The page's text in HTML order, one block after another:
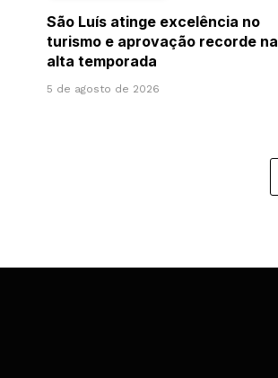
São Luís atinge excelência no
turismo e aprovação recorde na
alta temporada
5 de agosto de 2026